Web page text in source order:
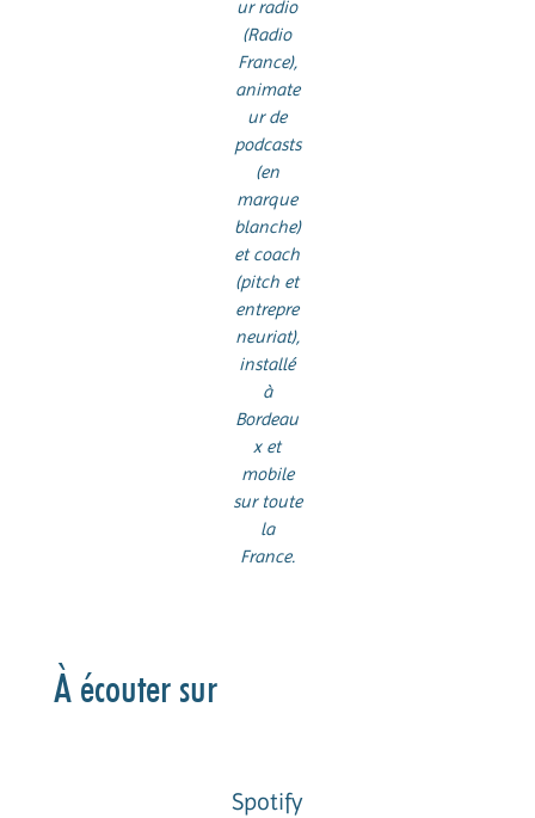
ur radio
(Radio
France),
animate
ur de
podcasts
(en
marque
blanche)
et coach
(pitch et
entrepre
neuriat),
installé
à
Bordeau
x et
mobile
sur toute
la
France.
À écouter sur
Spotify